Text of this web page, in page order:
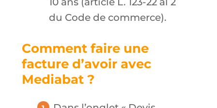
du Code de commerce).
Comment faire une
facture d’avoir avec
Mediabat ?